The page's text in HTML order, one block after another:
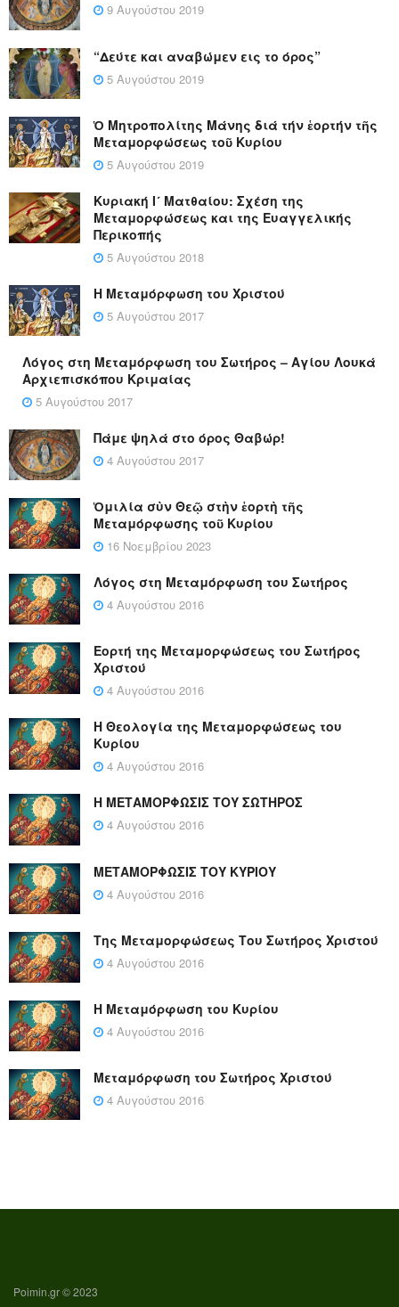
9 Αυγούστου 2019
“Δεύτε και αναβώμεν εις το όρος”
5 Αυγούστου 2019
Ὁ Μητροπολίτης Μάνης διά τήν ἑορτήν τῆς
Μεταμορφώσεως τοῦ Κυρίου
5 Αυγούστου 2019
Κυριακή Ι´ Ματθαίου: Σχέση της
Μεταμορφώσεως και της Ευαγγελικής
Περικοπής
5 Αυγούστου 2018
Η Μεταμόρφωση του Χριστού
5 Αυγούστου 2017
Λόγος στη Μεταμόρφωση του Σωτήρος – Αγίου Λουκά
Αρχιεπισκόπου Κριμαίας
5 Αυγούστου 2017
Πάμε ψηλά στο όρος Θαβώρ!
4 Αυγούστου 2017
Ὁμιλία σὺν Θεῷ στὴν ἑορτὴ τῆς
Μεταμόρφωσης τοῦ Κυρίου
16 Νοεμβρίου 2023
Λόγος στη Μεταμόρφωση του Σωτήρος
4 Αυγούστου 2016
Εορτή της Μεταμορφώσεως του Σωτήρος
Χριστού
4 Αυγούστου 2016
Η Θεολογία της Μεταμορφώσεως του
Κυρίου
4 Αυγούστου 2016
Η ΜΕΤΑΜΟΡΦΩΣΙΣ ΤΟΥ ΣΩΤΗΡΟΣ
4 Αυγούστου 2016
ΜΕΤΑΜΟΡΦΩΣΙΣ ΤΟΥ ΚΥΡΙΟΥ
4 Αυγούστου 2016
Της Μεταμορφώσεως Του Σωτήρος Χριστού
4 Αυγούστου 2016
Η Μεταμόρφωση του Κυρίου
4 Αυγούστου 2016
Μεταμόρφωση του Σωτήρος Χριστού
4 Αυγούστου 2016
Poimin.gr © 2023